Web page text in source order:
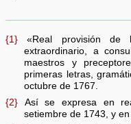
{1} «Real provisión de
extraordinario, a
maestros y
primeras letras,
octubre de 1767.
{2} Así se expresa en
setiembre de 1743, y